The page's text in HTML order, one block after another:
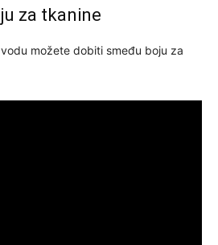
za tkanine
možete dobiti smeđu boju za